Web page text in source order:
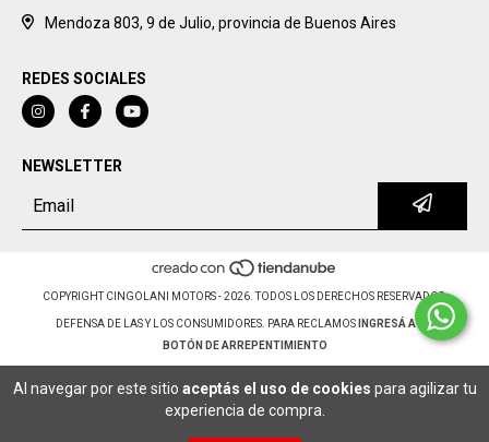
Al navegar por este sitio aceptás el uso de cookies para agilizar tu
experiencia de compra.
Mendoza 803, 9 de Julio, provincia de Buenos Aires
REDES SOCIALES
NEWSLETTER
COPYRIGHT CINGOLANI MOTORS - 2026. TODOS LOS DERECHOS RESERVADOS.
DEFENSA DE LAS Y LOS CONSUMIDORES. PARA RECLAMOS
INGRESÁ ACÁ.
BOTÓN DE ARREPENTIMIENTO